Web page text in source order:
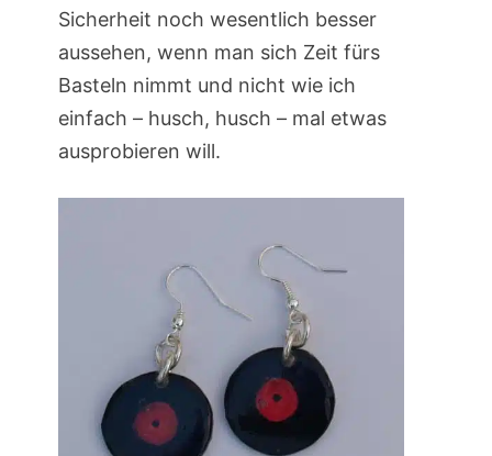
Sicherheit noch wesentlich besser
aussehen, wenn man sich Zeit fürs
Basteln nimmt und nicht wie ich
einfach – husch, husch – mal etwas
ausprobieren will.